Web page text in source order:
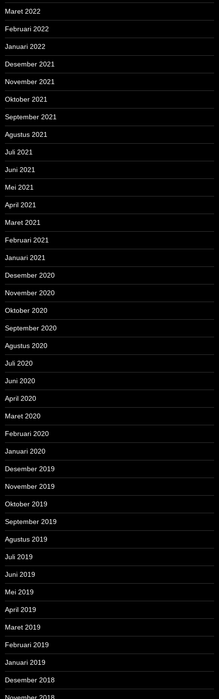
Maret 2022
Februari 2022
Januari 2022
Desember 2021
November 2021
Oktober 2021
September 2021
Agustus 2021
Juli 2021
Juni 2021
Mei 2021
April 2021
Maret 2021
Februari 2021
Januari 2021
Desember 2020
November 2020
Oktober 2020
September 2020
Agustus 2020
Juli 2020
Juni 2020
April 2020
Maret 2020
Februari 2020
Januari 2020
Desember 2019
November 2019
Oktober 2019
September 2019
Agustus 2019
Juli 2019
Juni 2019
Mei 2019
April 2019
Maret 2019
Februari 2019
Januari 2019
Desember 2018
November 2018